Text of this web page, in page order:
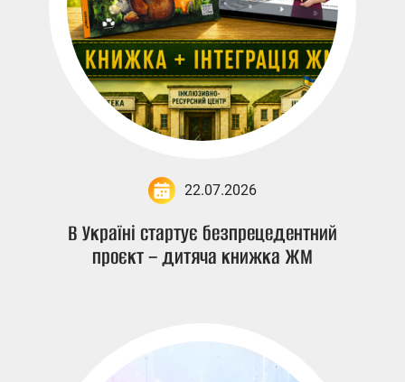
22.07.2026
В Україні стартує безпрецедентний
проєкт – дитяча книжка ЖМ